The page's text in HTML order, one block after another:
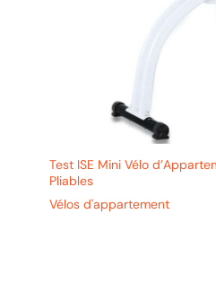
Test ISE Mini Vélo
Pliables
Vélos d'appartement